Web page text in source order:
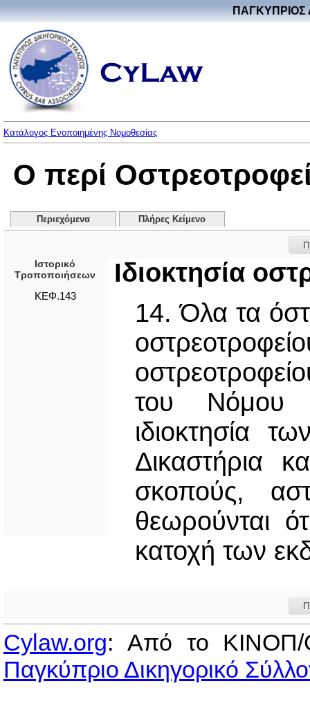
ΠΑΓΚΥΠΡΙΟΣ
Κατάλογος Ενοποιημένης Νομοθεσίας
Ο περί
Περιεχόμενα Πλήρες Κείμενο
Ιστορικό
Τροποποιήσεων
ΚΕΦ.143
Ιδιοκτησία
14. Όλα τα
του Νόμου
ιδιοκτησία
Δικαστήρια
σκοπούς,
θεωρούνται
κατοχή των
Cylaw.org: Από το
Παγκύπριο Δικηγορικό